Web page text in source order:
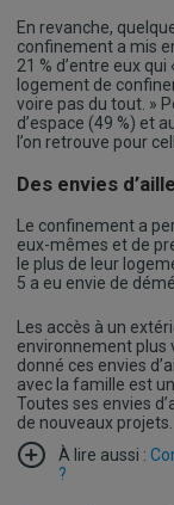
En revanche,
confinement a mis
21 % d’entre eux
logement de
voire pas du tout. »
d’espace (49 %) et
l’on retrouve pour
Des envies
Le confinement a
eux-mêmes et de
le plus de leur
5 a eu envie de
Les accès à un
environnement plus
donné ces envies
avec la famille est
Toutes ses envies
de nouveaux projets.
À lire aussi :
?